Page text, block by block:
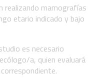
realizando mamografías
etario indicado y bajo
es necesario
a, quien evaluará